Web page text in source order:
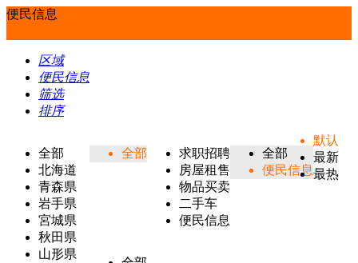
便民信息
区域
便民信息
筛选
排序
全部
北海道
青森県
岩手県
宮城県
秋田県
山形県
全部
求职招聘
房屋租售
物品买卖
二手车
便民信息
全部
便民信息
默认
最新
最热